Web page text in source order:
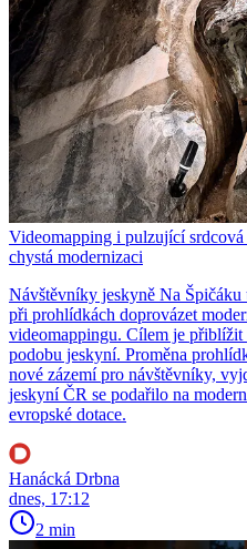
Videomapping i pulzující
chystá modernizaci
Návštěvníky jeskyně Na
při prohlídkách doprovázet
videomappingu. Cílem je přiblížit
podobu jeskyní. Proměna
nové zázemí pro návštěvníky,
jeskyní ČR se podařilo na
evropské dotace.
Hanácká Drbna
dnes, 17:12
2 min